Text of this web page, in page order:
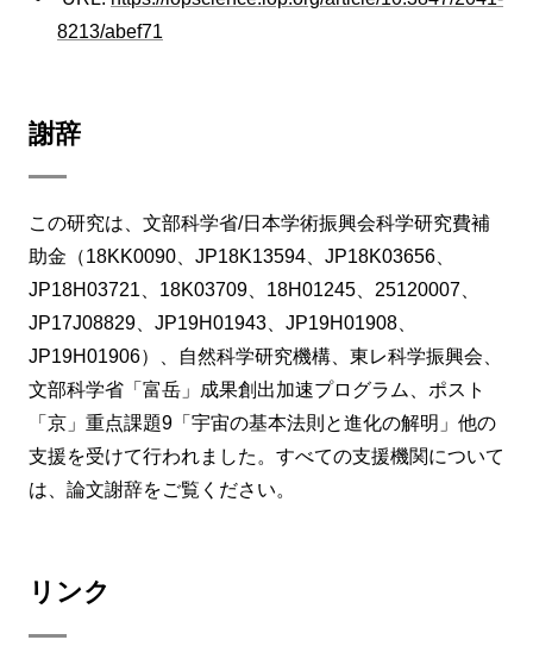
8213/abef71
謝辞
この研究は、文部科学省/日本学術振興会科学研究費補
助金（18KK0090、JP18K13594、JP18K03656、
JP18H03721、18K03709、18H01245、25120007、
JP17J08829、JP19H01943、JP19H01908、
JP19H01906）、自然科学研究機構、東レ科学振興会、
文部科学省「富岳」成果創出加速プログラム、ポスト
「京」重点課題9「宇宙の基本法則と進化の解明」他の
支援を受けて行われました。すべての支援機関について
は、論文謝辞をご覧ください。
リンク